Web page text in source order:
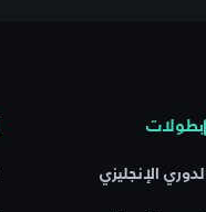
بطولات
الدوري الإنجليزي